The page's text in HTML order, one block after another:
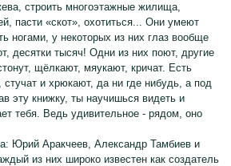
строить многоэтажные жилища,
пасти «скот», охотиться... Они умеют
ногами, у некоторых из них глаз вообще
десятки тысяч! Одни из них поют, другие
щёлкают, мяукают, кричат. Есть
стучат и хрюкают, да ни где нибудь, а под
эту книжку, ты научишься видеть и
тебя. Ведь удивительное - рядом, оно
Юрий Аракчеев, Александр Тамбиев и
из них широко известен как создатель